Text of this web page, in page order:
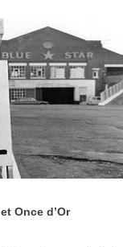
Once d’Or